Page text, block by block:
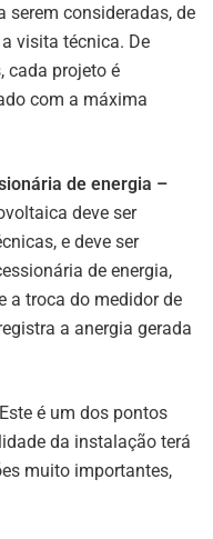
serem consideradas, de
visita técnica. De
cada projeto é
com a máxima
de energia –
deve ser
e deve ser
de energia,
a troca do medidor de
a anergia gerada
Este é um dos pontos
da instalação terá
muito importantes,